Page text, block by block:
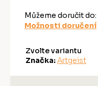
Můžeme doručit do:
Možnosti doručení
Zvolte variantu
Značka: Artgeist